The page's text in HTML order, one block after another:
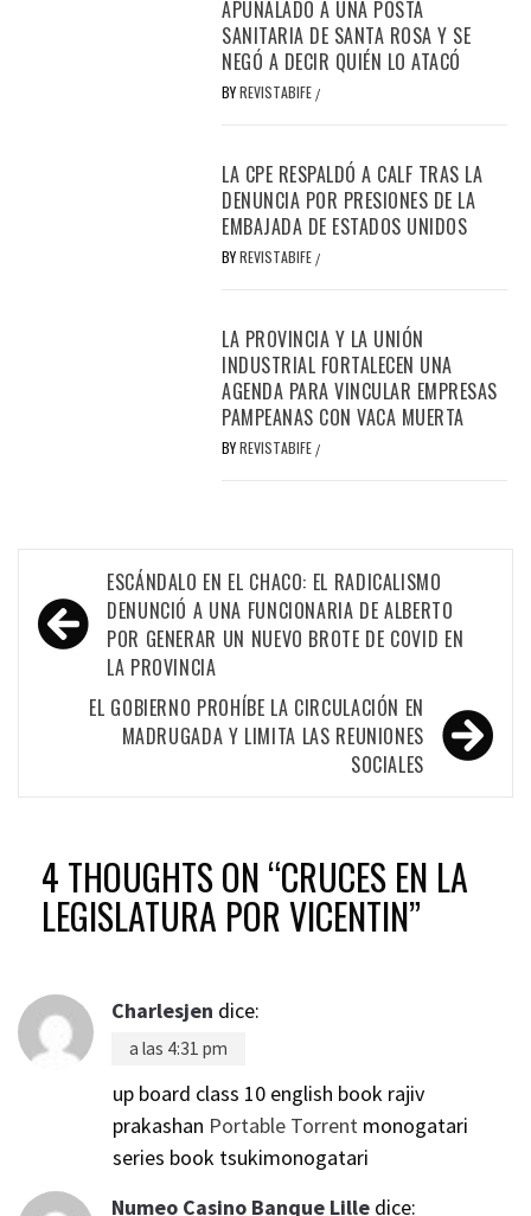
APUÑALADO A UNA POSTA
SANITARIA DE SANTA ROSA Y SE
NEGÓ A DECIR QUIÉN LO ATACÓ
BYREVISTABIFE /
LA CPE RESPALDÓ A CALF TRAS LA
DENUNCIA POR PRESIONES DE LA
EMBAJADA DE ESTADOS UNIDOS
BYREVISTABIFE /
LA PROVINCIA Y LA UNIÓN
INDUSTRIAL FORTALECEN UNA
AGENDA PARA VINCULAR EMPRESAS
PAMPEANAS CON VACA MUERTA
BYREVISTABIFE /
Navegación
de
entradas
ESCÁNDALO EN EL CHACO: EL RADICALISMO
DENUNCIÓ A UNA FUNCIONARIA DE ALBERTO
POR GENERAR UN NUEVO BROTE DE COVID EN
LA PROVINCIA
EL GOBIERNO PROHÍBE LA CIRCULACIÓN EN
MADRUGADA Y LIMITA LAS REUNIONES
SOCIALES
4 THOUGHTS ON “CRUCES EN LA
LEGISLATURA POR VICENTIN”
Charlesjen dice:
a las 4:31 pm
up board class 10 english book rajiv
prakashan Portable Torrent monogatari
series book tsukimonogatari
Numeo Casino Banque Lille dice: